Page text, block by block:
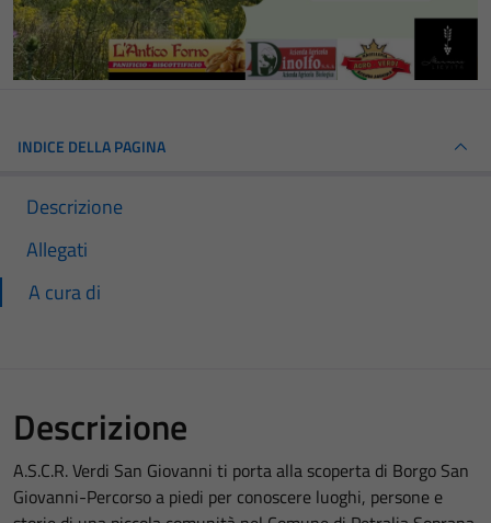
INDICE DELLA PAGINA
Descrizione
Allegati
A cura di
Descrizione
A.S.C.R. Verdi San Giovanni ti porta alla scoperta di Borgo San
Giovanni-Percorso a piedi per conoscere luoghi, persone e